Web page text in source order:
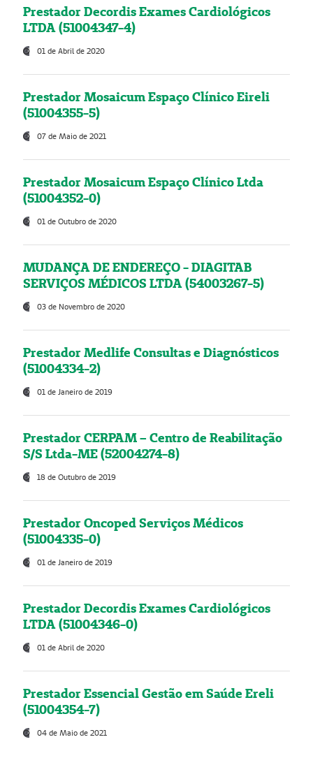
Prestador Decordis Exames Cardiológicos
LTDA (51004347-4)
01 de Abril de 2020
Prestador Mosaicum Espaço Clínico Eireli
(51004355-5)
07 de Maio de 2021
Prestador Mosaicum Espaço Clínico Ltda
(51004352-0)
01 de Outubro de 2020
MUDANÇA DE ENDEREÇO - DIAGITAB
SERVIÇOS MÉDICOS LTDA (54003267-5)
03 de Novembro de 2020
Prestador Medlife Consultas e Diagnósticos
(51004334-2)
01 de Janeiro de 2019
Prestador CERPAM – Centro de Reabilitação
S/S Ltda-ME (52004274-8)
18 de Outubro de 2019
Prestador Oncoped Serviços Médicos
(51004335-0)
01 de Janeiro de 2019
Prestador Decordis Exames Cardiológicos
LTDA (51004346-0)
01 de Abril de 2020
Prestador Essencial Gestão em Saúde Ereli
(51004354-7)
04 de Maio de 2021